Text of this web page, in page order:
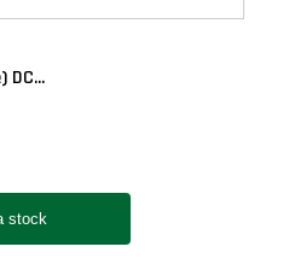
DC...